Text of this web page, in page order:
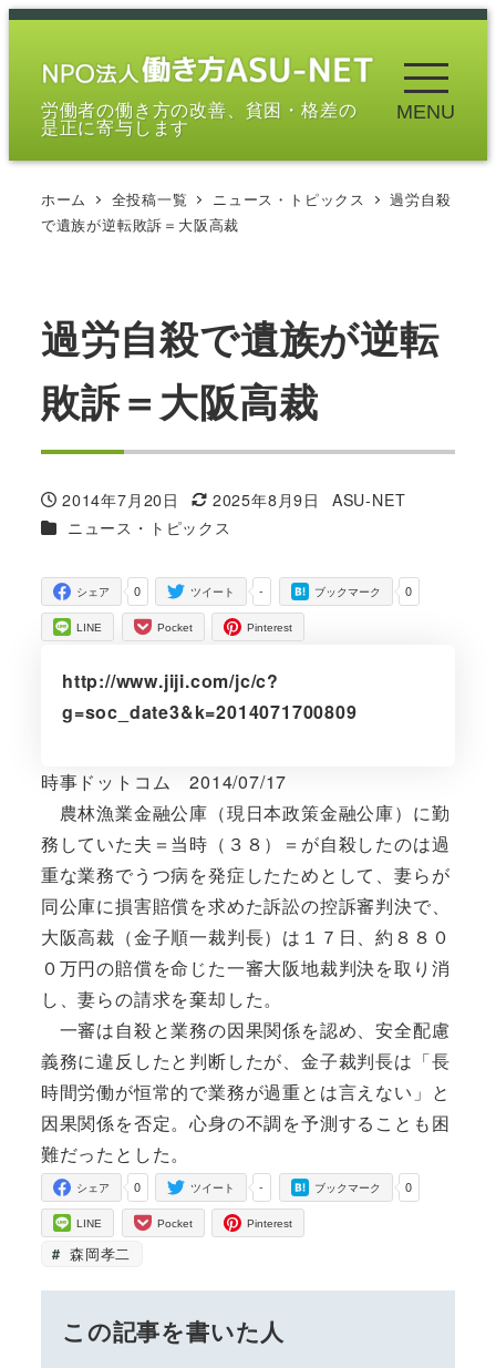
メ
労働者の働き方の改善、貧困・格差の
是正に寄与します
MENU
ホーム 全投稿一覧 ニュース・トピックス
過労自殺
で遺族が逆転敗訴＝大阪高裁
過労自殺で遺族が逆転
敗訴＝大阪高裁
投稿日
2014年7月20日
更新日
2025年8月9日
著
ASU-NET
カテゴリー
ニュース・トピックス
0
シェア -
ツイート 0
ブックマーク
LINE Pocket Pinterest
http://www.jiji.com/jc/c?
g=soc_date3&k=2014071700809
時事ドットコム 2014/07/17
農林漁業金融公庫（現日本政策金融公庫）に勤
務していた夫＝当時（３８）＝が自殺したのは過
重な業務でうつ病を発症したためとして、妻らが
同公庫に損害賠償を求めた訴訟の控訴審判決で、
大阪高裁（金子順一裁判長）は１７日、約８８０
０万円の賠償を命じた一審大阪地裁判決を取り消
し、妻らの請求を棄却した。
一審は自殺と業務の因果関係を認め、安全配慮
義務に違反したと判断したが、金子裁判長は「長
時間労働が恒常的で業務が過重とは言えない」と
因果関係を否定。心身の不調を予測することも困
難だったとした。
0
シェア -
ツイート 0
ブックマーク
LINE Pocket Pinterest
森岡孝二
この記事を書いた人